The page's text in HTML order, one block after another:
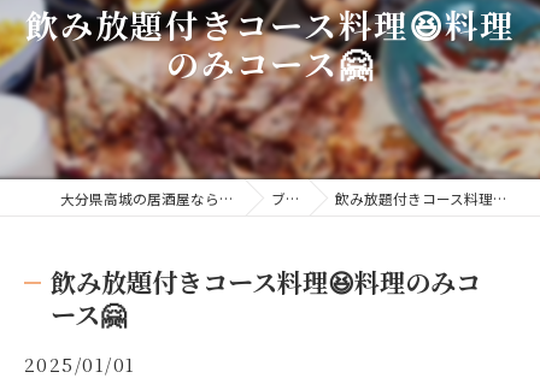
飲み放題付きコース料理😆料理
のみコース🤗
大分県高城の居酒屋ならうまか家 夢なりち ブログ 飲み放題付きコース料理😆料理のみコース🤗
飲み放題付きコース料理😆料理のみコ
ース🤗
2025/01/01